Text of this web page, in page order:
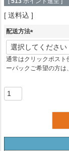
送料込
配送方法
(
必
須
)
通常はクリックポスト
ーパックご希望の方は